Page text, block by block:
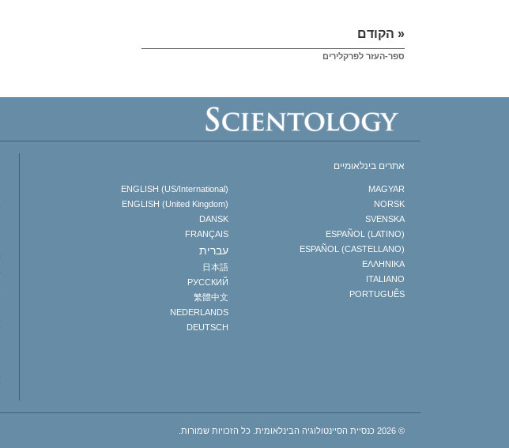
« הקודם
ספר-העזר לפרקלירים
אתרים בינלאומיים
ENGLISH (US/International)
ENGLISH (United Kingdom)
DANSK
FRANÇAIS
עברית
日本語
РУССКИЙ
繁體中文
NEDERLANDS
DEUTSCH
MAGYAR
NORSK
SVENSKA
ESPAÑOL (LATINO)
ESPAÑOL (CASTELLANO)
ΕΛΛΗΝΙΚA
ITALIANO
PORTUGUÊS
© 2026 כנסיית הסיינטולוגיה הבינלאומית. כל הזכויות שמורות.